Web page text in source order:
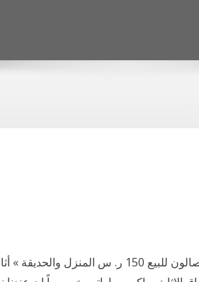
150 ر. س المنزل والحديقة » أثاث شراء الأثاث المستعمل الدار البيضاء الرياض 1,100 ر